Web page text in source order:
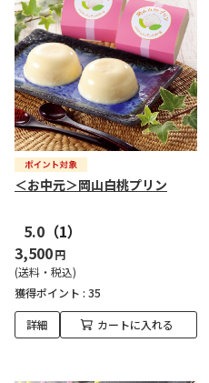
＜お中元＞岡山白桃プリン
5.0 （1）
3,500円
(送料・税込)
獲得ポイント : 35
詳細 カートに入れる